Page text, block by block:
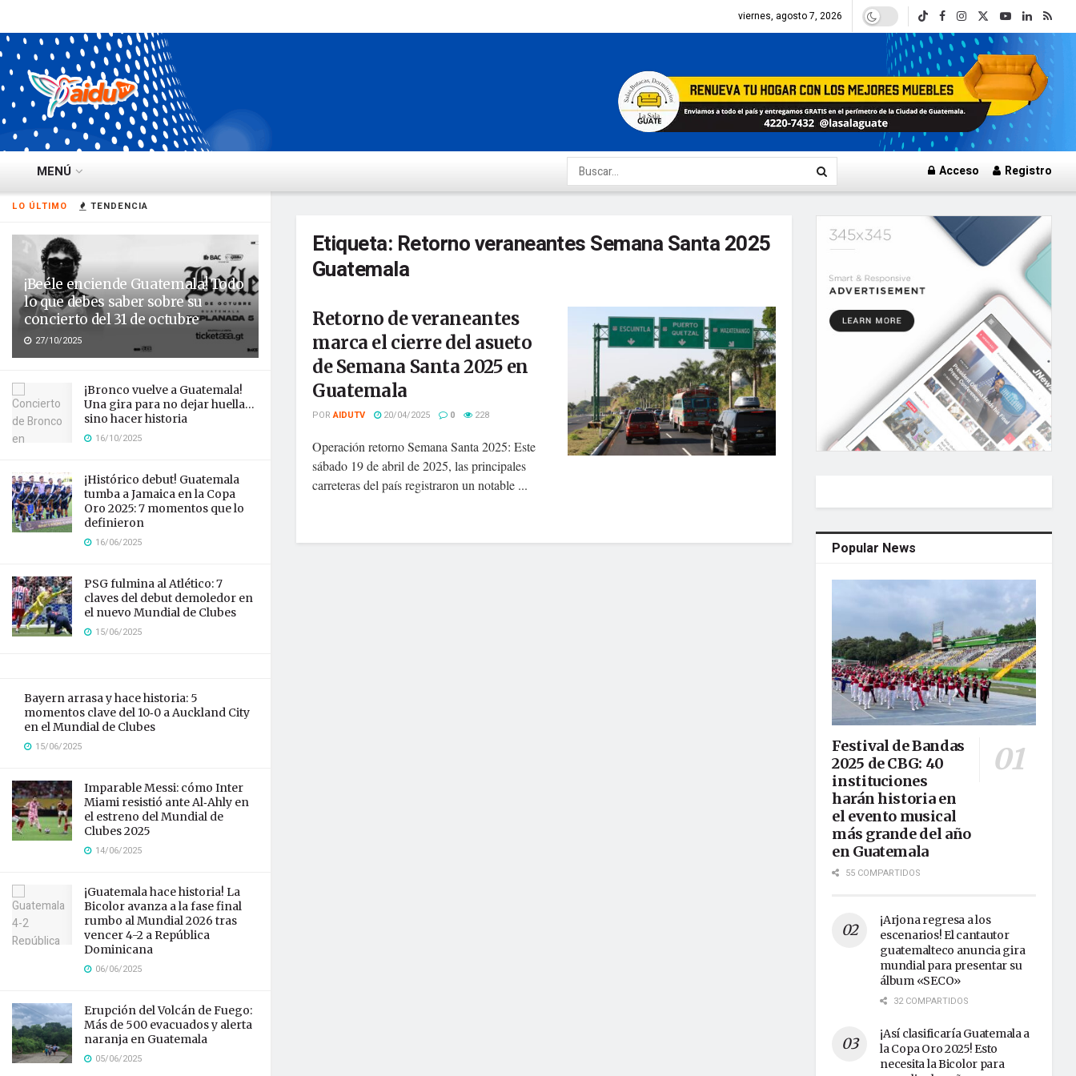
LO ÚLTIMO TENDENCIA
¡Beéle enciende Guatemala! Todo
lo que debes saber sobre su
concierto del 31 de octubre
27/10/2025
¡Bronco vuelve a Guatemala!
Una gira para no dejar huella…
sino hacer historia
16/10/2025
¡Histórico debut! Guatemala
tumba a Jamaica en la Copa
Oro 2025: 7 momentos que lo
definieron
16/06/2025
PSG fulmina al Atlético: 7
claves del debut demoledor en
el nuevo Mundial de Clubes
15/06/2025
Bayern arrasa y hace historia: 5
momentos clave del 10‑0 a Auckland City
en el Mundial de Clubes
15/06/2025
Imparable Messi: cómo Inter
Miami resistió ante Al‑Ahly en
el estreno del Mundial de
Clubes 2025
14/06/2025
¡Guatemala hace historia! La
Bicolor avanza a la fase final
rumbo al Mundial 2026 tras
vencer 4-2 a República
Dominicana
06/06/2025
Erupción del Volcán de Fuego:
Más de 500 evacuados y alerta
naranja en Guatemala
05/06/2025
viernes, agosto 7, 2026
MENÚ Acceso Registro
Etiqueta: Retorno veraneantes Semana Santa 2025
Guatemala
Retorno de veraneantes
marca el cierre del asueto
de Semana Santa 2025 en
Guatemala
POR AIDUTV 20/04/2025 0 228
Operación retorno Semana Santa 2025: Este
sábado 19 de abril de 2025, las principales
carreteras del país registraron un notable ...
Popular News
Festival de Bandas
2025 de CBG: 40
instituciones
harán historia en
el evento musical
más grande del año
en Guatemala
55 COMPARTIDOS
¡Arjona regresa a los
escenarios! El cantautor
guatemalteco anuncia gira
mundial para presentar su
álbum «SECO»
32 COMPARTIDOS
¡Así clasificaría Guatemala a
la Copa Oro 2025! Esto
necesita la Bicolor para